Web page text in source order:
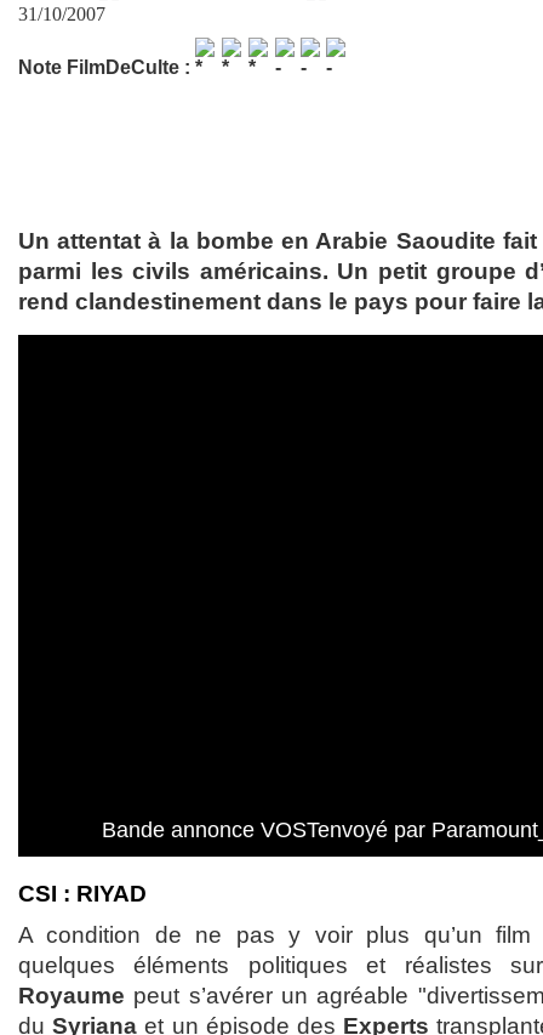
31/10/2007
Note FilmDeCulte :
Un attentat à la bombe en Arabie Saoudite
parmi les civils américains. Un petit groupe
rend clandestinement dans le pays pour faire
Bande annonce VOSTenvoyé par
CSI : RIYAD
A condition de ne pas y voir plus qu’un film
quelques éléments politiques et réalistes
Royaume peut s’avérer un agréable
duSyriana et un épisode des Experts